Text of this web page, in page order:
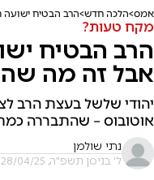
אמס הלכה חדש הרב הבטיח
מקח טעות?
הרב הבטיח
אבל זה מה
אוטובוס – שהתבררה
נתי שולמן
ל' בניסן תשפ"ה, 28/04/25 23:00